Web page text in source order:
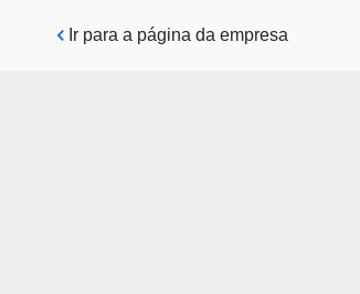
Pular para o conteúdo principal
Ir para a página da empresa